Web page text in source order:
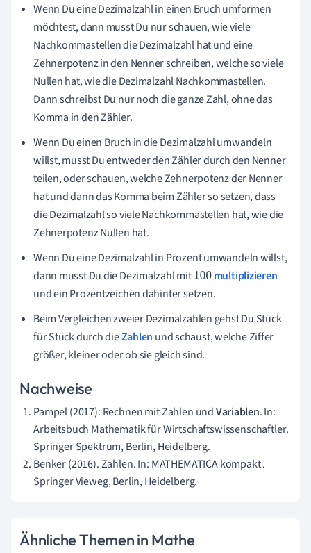
Wenn Du eine Dezimalzahl in einen Bruch umformen
möchtest, dann musst Du nur schauen, wie viele
Nachkommastellen die Dezimalzahl hat und eine
Zehnerpotenz in den Nenner schreiben, welche so viele
Nullen hat, wie die Dezimalzahl Nachkommastellen.
Dann schreibst Du nur noch die ganze Zahl, ohne das
Komma in den Zähler.
Wenn Du einen Bruch in die Dezimalzahl umwandeln
willst, musst Du entweder den Zähler durch den Nenner
teilen, oder schauen, welche Zehnerpotenz der Nenner
hat und dann das Komma beim Zähler so setzen, dass
die Dezimalzahl so viele Nachkommastellen hat, wie die
Zehnerpotenz Nullen hat.
Wenn Du eine Dezimalzahl in Prozent umwandeln willst,
dann musst Du die Dezimalzahl mit100 multiplizieren
und ein Prozentzeichen dahinter setzen.
Beim Vergleichen zweier Dezimalzahlen gehst Du Stück
für Stück durch dieZahlen und schaust, welche Ziffer
größer, kleiner oder ob sie gleich sind.
Nachweise
Pampel (2017): Rechnen mit Zahlen undVariablen. In:
Arbeitsbuch Mathematik für Wirtschaftswissenschaftler.
Springer Spektrum, Berlin, Heidelberg.
Benker (2016). Zahlen. In: MATHEMATICA kompakt .
Springer Vieweg, Berlin, Heidelberg.
Ähnliche Themen in Mathe